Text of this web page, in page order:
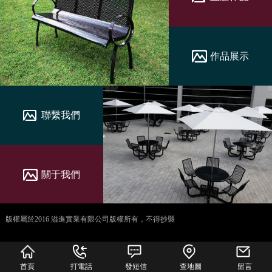
作品展示
聯繫我們
關于我們
版權屬於2016 溢進實業有限公司版權所有，不得抄襲
首頁 打電話 發短信 查地圖 留言